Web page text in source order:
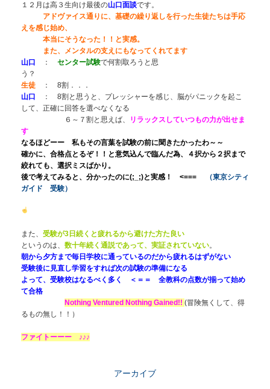
１２月は高３生向け最後の山口面談です。
アドヴァイス通りに、基礎の繰り返しを行った生徒たちは手応
えを感じ始め、
本当にそうなった！！と実感。
また、メンタルの支えにもなってくれてます
山口
： センター試験で何割取ろうと思
う？
生徒 ： 8割．．．
山口
： 8割と思うと、プレッシャーを感じ、脳がパニックを起こ
して、正確に回答を選べなくなる
６～７割と思えば、
リラックスしていつもの力が出せま
す
なるほどーー 私もその言葉を試験の前に聞きたかったわ～～
確かに、合格点とるぞ！！と意気込んで臨んだ為、４択から２択まで
絞れても、選択ミスばかり。
後で考えてみると、分かったのに(;_;)と実感！ <===
（東京シティ
ガイド 受験）
また、 受験が3日続くと疲れるから避けた方た良い
というのは、 数十年続く通説であって、実証されていない。
朝から夕方まで毎日学校に通っているのだから疲れるはずがない
受験後に見直し学習をすれば次の試験の準備になる
よって、受験校はなるべく多く ＜＝＝ 全教科の点数が揃って始め
て合格
Nothing Ventured Nothing Gained!! (冒険無くして、得
るもの無し！！）
ファイトーーー ♪♪♪
アーカイブ